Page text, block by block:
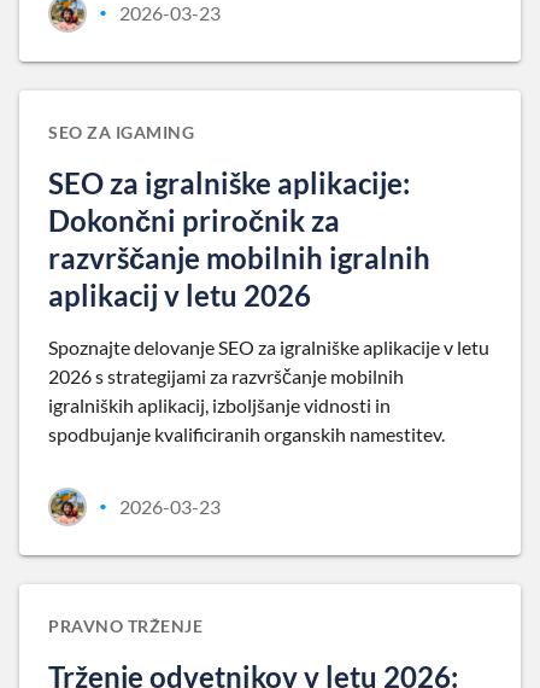
• 2026-03-23
SEO ZA IGAMING
SEO za igralniške aplikacije:
Dokončni priročnik za
razvrščanje mobilnih igralnih
aplikacij v letu 2026
Spoznajte delovanje SEO za igralniške aplikacije v letu
2026 s strategijami za razvrščanje mobilnih
igralniških aplikacij, izboljšanje vidnosti in
spodbujanje kvalificiranih organskih namestitev.
• 2026-03-23
PRAVNO TRŽENJE
Trženje odvetnikov v letu 2026: